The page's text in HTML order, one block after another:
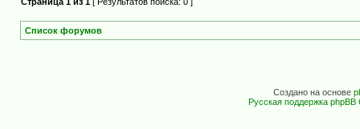
Список форумов
Создано на основе
Русская поддержка phpBB